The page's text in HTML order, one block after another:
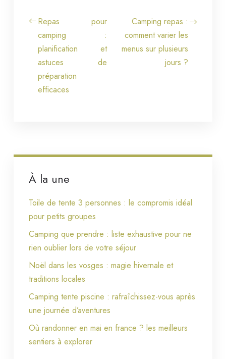
Repas pour
camping :
planification et
astuces de
préparation
efficaces
Camping repas :
comment varier les
menus sur plusieurs
jours ?
À la une
Toile de tente 3 personnes : le compromis idéal
pour petits groupes
Camping que prendre : liste exhaustive pour ne
rien oublier lors de votre séjour
Noël dans les vosges : magie hivernale et
traditions locales
Camping tente piscine : rafraîchissez-vous après
une journée d’aventures
Où randonner en mai en france ? les meilleurs
sentiers à explorer